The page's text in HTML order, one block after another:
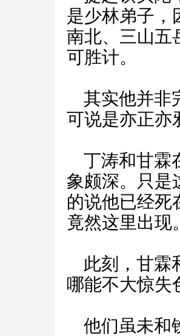
是少林弟子，
南北、三山五
可胜计。
其实他并非
可说是亦正亦
丁涛和甘霖
象颇深。只是
的说他已经死
竟然这里出现。
此刻，甘霖
哪能不大惊失
他们虽未和